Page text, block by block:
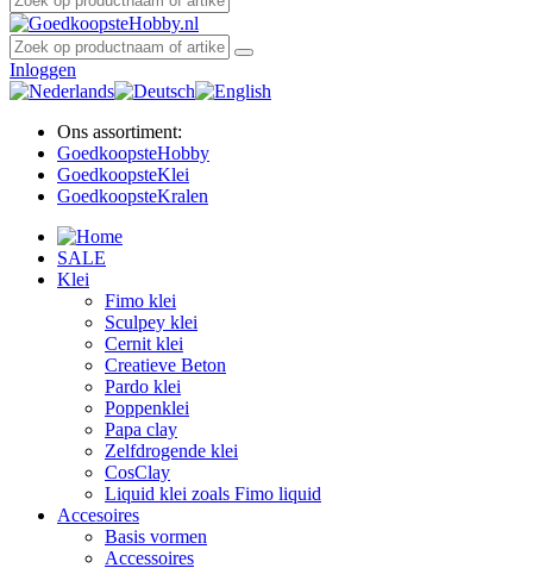
Inloggen
Ons assortiment:
GoedkoopsteHobby
GoedkoopsteKlei
GoedkoopsteKralen
SALE
Klei
Fimo klei
Sculpey klei
Cernit klei
Creatieve Beton
Pardo klei
Poppenklei
Papa clay
Zelfdrogende klei
CosClay
Liquid klei zoals Fimo liquid
Accesoires
Basis vormen
Accessoires